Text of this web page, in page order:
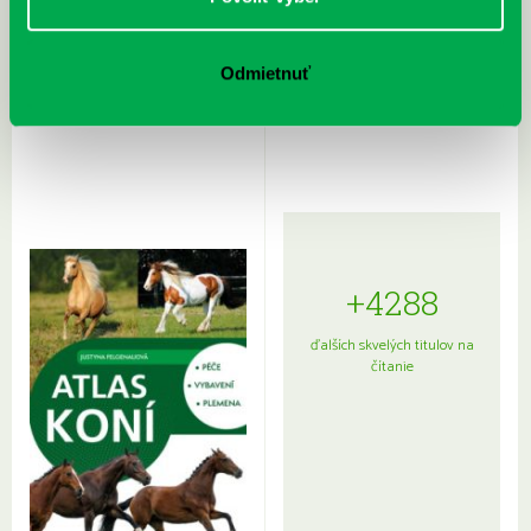
Odmietnuť
Rudź, Przemyslaw: Atlas hviezd:
Hardy, Paula: Japonsko na tanieri:
+4288
ďalších skvelých titulov na
čítanie